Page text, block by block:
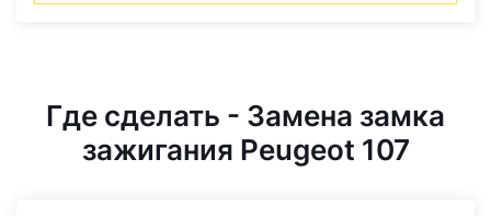
Где сделать - Замена замка
зажигания Peugeot 107